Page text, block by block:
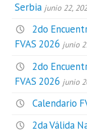
Serbia junio 22,
2do
FVAS 2026 junio
2do
FVAS 2026 junio
Calendario
2da Válida